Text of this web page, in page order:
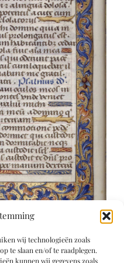
wij technologieën zoals
te slaan en/of te raadplegen.
kunnen wij gegevens zoals